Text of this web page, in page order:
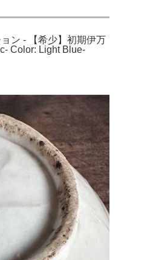
ン - 【希少】初期伊万
Color: Light Blue-